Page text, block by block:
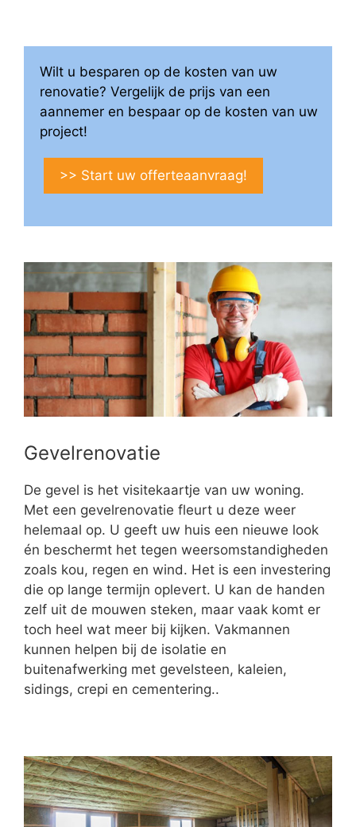
Wilt u besparen op de kosten van uw
renovatie? Vergelijk de prijs van een
aannemer en bespaar op de kosten van uw
project!
>> Start uw offerteaanvraag!
Gevelrenovatie
De gevel is het visitekaartje van uw woning.
Met een gevelrenovatie fleurt u deze weer
helemaal op. U geeft uw huis een nieuwe look
én beschermt het tegen weersomstandigheden
zoals kou, regen en wind. Het is een investering
die op lange termijn oplevert. U kan de handen
zelf uit de mouwen steken, maar vaak komt er
toch heel wat meer bij kijken. Vakmannen
kunnen helpen bij de isolatie en
buitenafwerking met gevelsteen, kaleien,
sidings, crepi en cementering..